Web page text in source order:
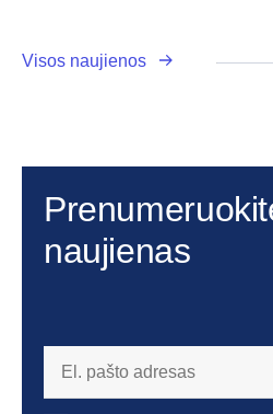
Visos naujienos
naujienas